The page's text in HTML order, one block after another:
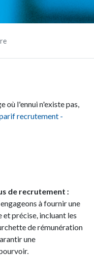
où l'ennui n'existe pas,
recrutement -
de recrutement :
à fournir une
précise, incluant les
de rémunération
une